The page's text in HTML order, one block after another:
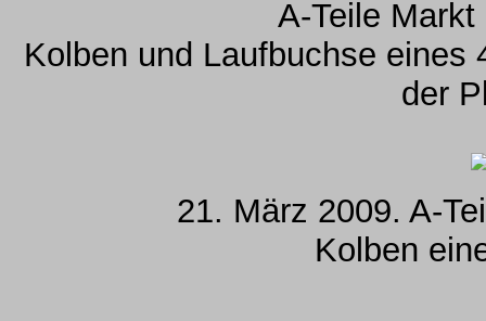
A-Teile
Kolben und Laufbuchse
der
21. März 2009. A-
Kolben